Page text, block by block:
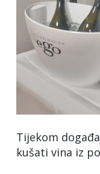
Tijekom
kušati vina iz